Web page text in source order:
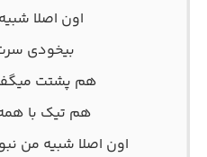
اون اصلا
بیخودی
هم پشتت
هم تیک با
اون اصلا شبیه من